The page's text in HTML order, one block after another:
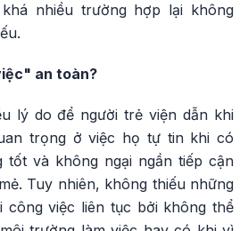
nhiều trường hợp lại không
an toàn?
lý do để người trẻ viện dẫn khi
trọng ở việc họ tự tin khi có
và không ngại ngần tiếp cận
Tuy nhiên, không thiếu những
công việc liên tục bởi không thể